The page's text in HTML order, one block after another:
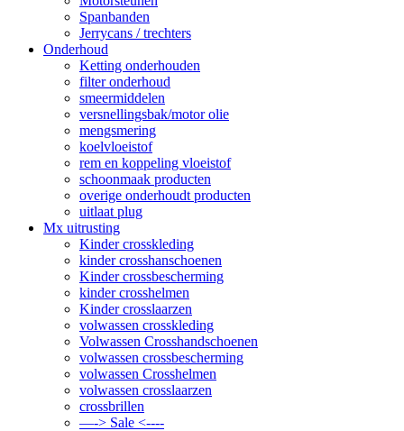
Spanbanden
Jerrycans / trechters
Onderhoud
Ketting onderhouden
filter onderhoud
smeermiddelen
versnellingsbak/motor olie
mengsmering
koelvloeistof
rem en koppeling vloeistof
schoonmaak producten
overige onderhoudt producten
uitlaat plug
Mx uitrusting
Kinder crosskleding
kinder crosshanschoenen
Kinder crossbescherming
kinder crosshelmen
Kinder crosslaarzen
volwassen crosskleding
Volwassen Crosshandschoenen
volwassen crossbescherming
volwassen Crosshelmen
volwassen crosslaarzen
crossbrillen
—-> Sale <----